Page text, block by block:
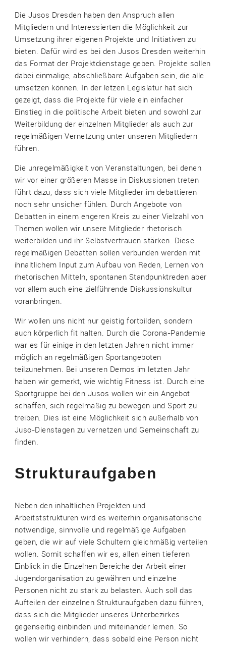
Die Jusos Dresden haben den Anspruch allen
Mitgliedern und Interessierten die Möglichkeit zur
Umsetzung ihrer eigenen Projekte und Initiativen zu
bieten. Dafür wird es bei den Jusos Dresden weiterhin
das Format der Projektdienstage geben. Projekte sollen
dabei einmalige, abschließbare Aufgaben sein, die alle
umsetzen können. In der letzen Legislatur hat sich
gezeigt, dass die Projekte für viele ein einfacher
Einstieg in die politische Arbeit bieten und sowohl zur
Weiterbildung der einzelnen Mitglieder als auch zur
regelmäßigen Vernetzung unter unseren Mitgliedern
führen.
Die unregelmäßigkeit von Veranstaltungen, bei denen
wir vor einer größeren Masse in Diskussionen treten
führt dazu, dass sich viele Mitglieder im debattieren
noch sehr unsicher fühlen. Durch Angebote von
Debatten in einem engeren Kreis zu einer Vielzahl von
Themen wollen wir unsere Mitglieder rhetorisch
weiterbilden und ihr Selbstvertrauen stärken. Diese
regelmäßigen Debatten sollen verbunden werden mit
ihnaltlichem Input zum Aufbau von Reden, Lernen von
rhetorischen Mitteln, spontanen Standpunktreden aber
vor allem auch eine zielführende Diskussionskultur
voranbringen.
Wir wollen uns nicht nur geistig fortbilden, sondern
auch körperlich fit halten. Durch die Corona-Pandemie
war es für einige in den letzten Jahren nicht immer
möglich an regelmäßigen Sportangeboten
teilzunehmen. Bei unseren Demos im letzten Jahr
haben wir gemerkt, wie wichtig Fitness ist. Durch eine
Sportgruppe bei den Jusos wollen wir ein Angebot
schaffen, sich regelmäßig zu bewegen und Sport zu
treiben. Dies ist eine Möglichkeit sich außerhalb von
Juso-Dienstagen zu vernetzen und Gemeinschaft zu
finden.
Strukturaufgaben
Neben den inhaltlichen Projekten und
Arbeitststrukturen wird es weiterhin organisatorische
notwendige, sinnvolle und regelmäßige Aufgaben
geben, die wir auf viele Schultern gleichmäßig verteilen
wollen. Somit schaffen wir es, allen einen tieferen
Einblick in die Einzelnen Bereiche der Arbeit einer
Jugendorganisation zu gewähren und einzelne
Personen nicht zu stark zu belasten. Auch soll das
Aufteilen der einzelnen Strukturaufgaben dazu führen,
dass sich die Mitglieder unseres Unterbezirkes
gegenseitig einbinden und miteinander lernen. So
wollen wir verhindern, dass sobald eine Person nicht